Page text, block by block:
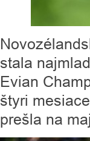
stala
Evian
štyri
prešla na